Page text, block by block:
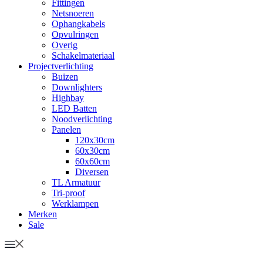
Fittingen
Netsnoeren
Ophangkabels
Opvulringen
Overig
Schakelmateriaal
Projectverlichting
Buizen
Downlighters
Highbay
LED Batten
Noodverlichting
Panelen
120x30cm
60x30cm
60x60cm
Diversen
TL Armatuur
Tri-proof
Werklampen
Merken
Sale